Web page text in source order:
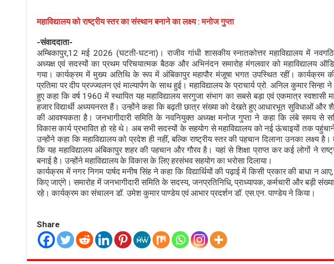
महाविद्यालय को राष्ट्रीय स्तर का संस्थान बनाने का लक्ष्य : मनोज गुप्ता
-संवाददाता-
अम्बिकापुर,12 मई 2026 (घटती-घटना)। राजीव गांधी शासकीय स्नातकोत्तर महाविद्यालय में
अध्यक्ष एवं सदस्यों का प्रथम परिचयात्मक बैठक और अभिनंदन समारोह मंगलवार को महाविद्यालय
गया। कार्यक्रम में मुख्य अतिथि के रूप में अंबिकापुर महापौर मंजूषा भगत उपस्थित रहीं। कार्यक्रम
प्रतिमा पर दीप प्रज्ज्वलन एवं माल्यार्पण के साथ हुई। महाविद्यालय के प्राचार्य प्रो. अनिल कुमार
हुए कहा कि वर्ष 1960 में स्थापित यह महाविद्यालय सरगुजा संभाग का सबसे बड़ा एवं एकमात्र स्वशासी
हजार विद्यार्थी अध्ययनरत हैं। उन्होंने कहा कि बढ़ती छात्र संख्या को देखते हुए आधारभूत सुविधाओं और
की आवश्यकता है। जनभागीदारी समिति के नवनियुक्त अध्यक्ष मनोज गुप्ता ने कहा कि लंबे समय से
विकास कार्य प्रभावित हो रहे थे। अब सभी सदस्यों के सहयोग से महाविद्यालय को नई ऊंचाइयों तक
उन्होंने कहा कि महाविद्यालय को प्रदेश ही नहीं, बल्कि राष्ट्रीय स्तर की पहचान दिलाना उनका लक्ष्य
कि यह महाविद्यालय अंबिकापुर शहर की पहचान और गौरव है। यहां से शिक्षा प्राप्त कर कई लोगों ने
बनाई है। उन्होंने महाविद्यालय के विकास के लिए हरसंभव सहयोग का भरोसा दिलाया।
कार्यक्रम में नगर निगम पार्षद मनीष सिंह ने कहा कि विद्यार्थियों की पढ़ाई में किसी प्रकार की बाधा न
किए जाएंगे। समारोह में जनभागीदारी समिति के सदस्य, जनप्रतिनिधि, प्राध्यापक, कर्मचारी और बड़ी
रहे। कार्यक्रम का संचालन डॉ. उमेश कुमार पाण्डेय एवं आभार प्रदर्शन डॉ. एस.एन. पाण्डेय ने किया।
Share